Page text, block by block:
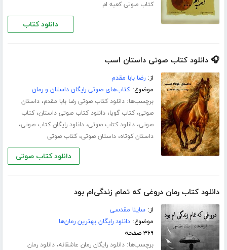
کتاب صوتی کعبه ام
دانلود کتاب
🎧 دانلود کتاب صوتی داستان اسب
از:رضا بابا مقدم
موضوع:کتاب‌های صوتی رایگان داستان و رمان
برچسب‌ها:دانلود کتاب صوتی رضا بابا مقدم،داستان
صوتی،کتاب گویا،دانلود کتاب صوتی داستان،کتاب
صوتی،دانلود کتاب صوتی،دانلود رایگان کتاب صوتی،
داستان کوتاه،داستان صوتی،کتاب صوتی
دانلود کتاب صوتی
دانلود کتاب رمان دروغی که تمام زندگی‌ام بود
از:ساینا مقدسی
موضوع:دانلود رایگان بهترین رمان‌ها
۳۶۹ صفحه
برچسب‌ها:دانلود رایگان رمان عاشقانه،دانلود رمان